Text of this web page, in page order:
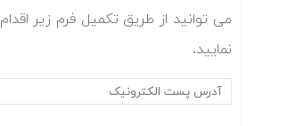
می توانید از طریق تکمیل فرم زیر اقدام
نمایید.